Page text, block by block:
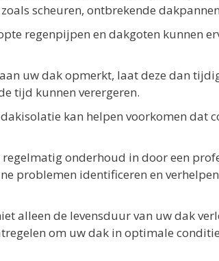
scheuren, ontbrekende
regenpijpen en dakgoten kunnen
uw dak opmerkt, laat deze dan
tijd kunnen verergeren.
dakisolatie kan helpen voorkomen dat
regelmatig onderhoud in door een
problemen identificeren en
alleen de levensduur van uw dak
om uw dak in optimale